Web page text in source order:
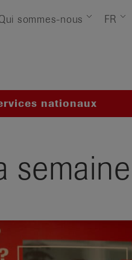
sommes-nous FR
nationaux